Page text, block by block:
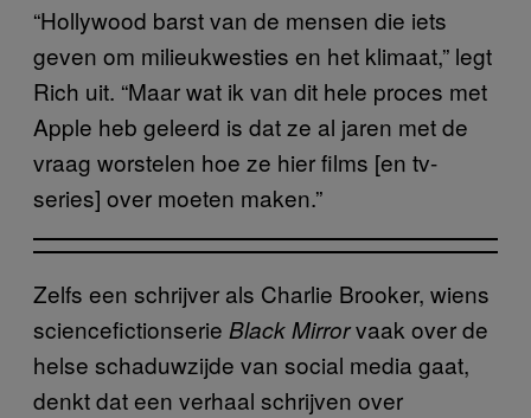
“Hollywood barst van de mensen die iets
geven om milieukwesties en het klimaat,” legt
Rich uit. “Maar wat ik van dit hele proces met
Apple heb geleerd is dat ze al jaren met de
vraag worstelen hoe ze hier films [en tv-
series] over moeten maken.”
Zelfs een schrijver als Charlie Brooker, wiens
sciencefictionserie Black Mirrorvaak over de
helse schaduwzijde van social media gaat,
denkt dat een verhaal schrijven over